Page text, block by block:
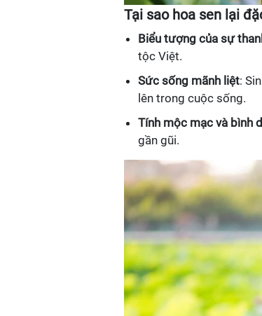
Tại sao hoa sen lại
Biểu tượng của sự
tộc Việt.
Sức sống mãnh liệt:
lên trong cuộc sống.
Tính mộc mạc và bình
gần gũi.